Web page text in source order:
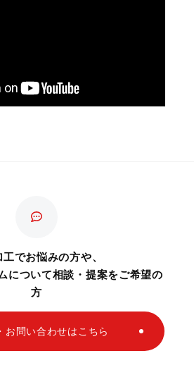
でお悩みの方や、
について相談・提案をご希望の
方
お問い合わせはこちら